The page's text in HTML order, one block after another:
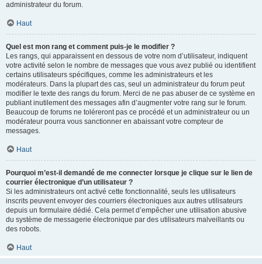
administrateur du forum.
Haut
Quel est mon rang et comment puis-je le modifier ?
Les rangs, qui apparaissent en dessous de votre nom d’utilisateur, indiquent
votre activité selon le nombre de messages que vous avez publié ou identifient
certains utilisateurs spécifiques, comme les administrateurs et les
modérateurs. Dans la plupart des cas, seul un administrateur du forum peut
modifier le texte des rangs du forum. Merci de ne pas abuser de ce système en
publiant inutilement des messages afin d’augmenter votre rang sur le forum.
Beaucoup de forums ne toléreront pas ce procédé et un administrateur ou un
modérateur pourra vous sanctionner en abaissant votre compteur de
messages.
Haut
Pourquoi m’est-il demandé de me connecter lorsque je clique sur le lien de
courrier électronique d’un utilisateur ?
Si les administrateurs ont activé cette fonctionnalité, seuls les utilisateurs
inscrits peuvent envoyer des courriers électroniques aux autres utilisateurs
depuis un formulaire dédié. Cela permet d’empêcher une utilisation abusive
du système de messagerie électronique par des utilisateurs malveillants ou
des robots.
Haut